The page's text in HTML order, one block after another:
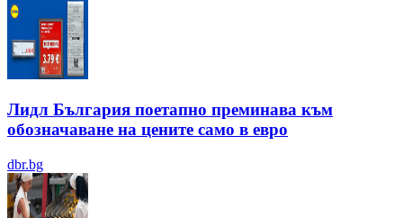
Лидл България поетапно преминава към
обозначаване на цените само в евро
dbr.bg